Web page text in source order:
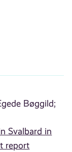
Bøggild;
Svalbard in
report